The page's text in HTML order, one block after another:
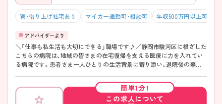
寮・借り上げ社宅あり マイカー通勤可・相談可 年収500万円以上可
＼「仕事も私生活も大切にできる」職場です♪／静岡市駿河区に根ざした
こちらの病院は、地域の皆さまの在宅復帰を支える医療に力を入れてい
る病院です。患者さま一人ひとりの生活背景に寄り添い、退院後の暮ら
施設への異動実績もあるため、ライフステージに合わせたキャリアを描
きやすい環境です。夜勤は複数名体制を敷いており、「一人夜勤にならな
い」安心感も魅力の一つ。院内託児所を完備し、子育て世代のスタッフも
簡単1分！
この求人について